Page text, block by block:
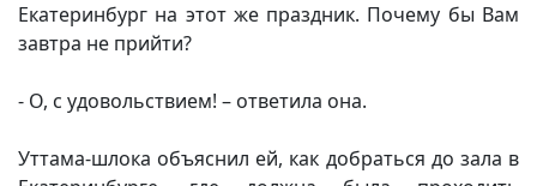
Екатеринбург на этот же праздник. Почему бы Вам
завтра не прийти?
- О, с удовольствием! – ответила она.
Уттама-шлока объяснил ей, как добраться до зала в